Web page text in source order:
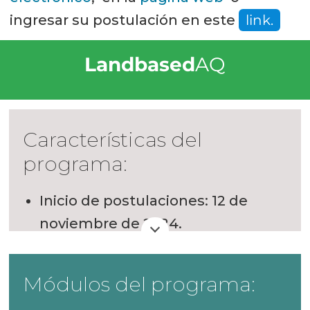
ingresar su postulación en este
link.
LandbasedAQ
Características del
programa:
Inicio de postulaciones: 12 de
noviembre de 2024.
Cierre de postulaciones: 7 de
marzo de 2025.
Módulos del programa: